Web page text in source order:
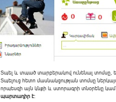
Տպել և տպած տարբերակով ունենալ տոմսը,
Տպելուց հետո մասնակցության տոմսը
որպեսզի այն կնքի և ստորագրի տնօրենը
պարտադիր է: